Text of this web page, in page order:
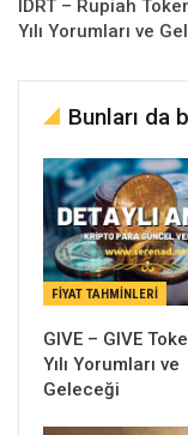
IDRT – Rupiah
Yılı Yorumları ve
Bunları da
FIYAT TAHMINLERI
GIVE – GIVE
Yılı Yorumları ve
Geleceği